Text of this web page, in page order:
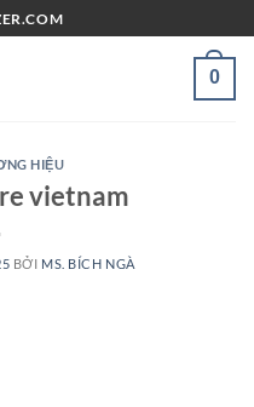
0
HIỆU
vietnam
BỞI MS. BÍCH NGÀ